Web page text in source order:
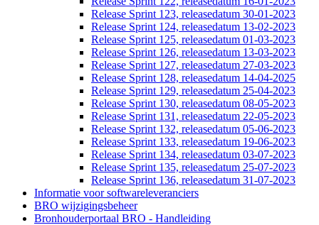
Release Sprint 123, releasedatum 30-01-2023
Release Sprint 124, releasedatum 13-02-2023
Release Sprint 125, releasedatum 01-03-2023
Release Sprint 126, releasedatum 13-03-2023
Release Sprint 127, releasedatum 27-03-2023
Release Sprint 128, releasedatum 14-04-2025
Release Sprint 129, releasedatum 25-04-2023
Release Sprint 130, releasedatum 08-05-2023
Release Sprint 131, releasedatum 22-05-2023
Release Sprint 132, releasedatum 05-06-2023
Release Sprint 133, releasedatum 19-06-2023
Release Sprint 134, releasedatum 03-07-2023
Release Sprint 135, releasedatum 25-07-2023
Release Sprint 136, releasedatum 31-07-2023
Informatie voor softwareleveranciers
BRO wijzigingsbeheer
Bronhouderportaal BRO - Handleiding